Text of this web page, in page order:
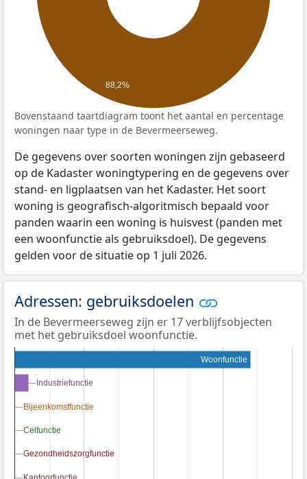
88,2%
Bovenstaand taartdiagram toont het aantal en percentage
woningen naar type in de Bevermeerseweg.
De gegevens over soorten woningen zijn gebaseerd
op de Kadaster woningtypering en de gegevens over
stand- en ligplaatsen van het Kadaster. Het soort
woning is geografisch-algoritmisch bepaald voor
panden waarin een woning is huisvest (panden met
een woonfunctie als gebruiksdoel). De gegevens
gelden voor de situatie op 1 juli 2026.
Adressen: gebruiksdoelen
In de Bevermeerseweg zijn er 17 verblijfsobjecten
met het gebruiksdoel woonfunctie.
Woonfunctie
Industriefunctie
Industriefunctie
Bijeenkomstfunctie
Bijeenkomstfunctie
Celfunctie
Celfunctie
Gezondheidszorgfunctie
Gezondheidszorgfunctie